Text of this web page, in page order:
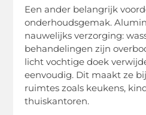
Een ander belangrijk
onderhoudsgemak.
nauwelijks verzorging:
behandelingen zijn
licht vochtige doek
eenvoudig. Dit maakt ze
ruimtes zoals keukens,
thuiskantoren.